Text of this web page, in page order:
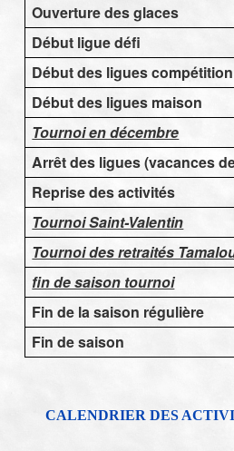
Ouverture des glaces
Début ligue défi
Début des ligues compétition
Début des ligues maison
Tournoi en décembre
Arrêt des ligues (vacances
Reprise des activités
Tournoi Saint-Valentin
Tournoi des retraités
fin de saison tournoi
Fin de la saison régulière
Fin de saison
CALENDRIER DES